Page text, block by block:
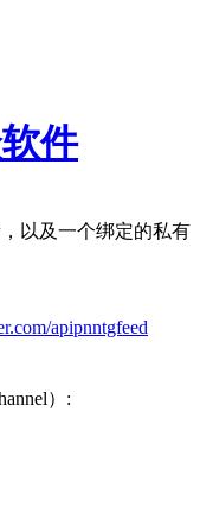
件
以及一个绑定的私有
apipnntgfeed
）: